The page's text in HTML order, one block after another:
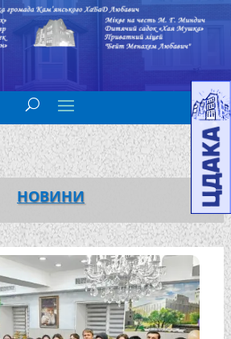
НОВИНИ